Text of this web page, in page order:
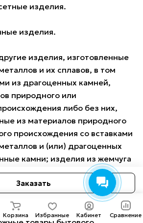
Заказать
изделия.
изделия.
изделия, изготовленные
и их сплавов, в том
из драгоценных камней,
природного или
либо без них,
из материалов природного
происхождения со вставками
и (или) драгоценных
камни; изделия из жемчуга
Корзина Избранные Кабинет Сравнение